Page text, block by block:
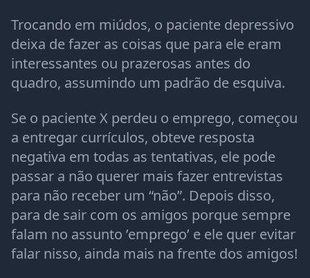
Trocando em miúdos, o paciente depressivo
deixa de fazer as coisas que para ele eram
interessantes ou prazerosas antes do
quadro, assumindo um padrão de esquiva.
Se o paciente X perdeu o emprego, começou
a entregar currículos, obteve resposta
negativa em todas as tentativas, ele pode
passar a não querer mais fazer entrevistas
para não receber um “não”. Depois disso,
para de sair com os amigos porque sempre
falam no assunto ’emprego’ e ele quer evitar
falar nisso, ainda mais na frente dos amigos!